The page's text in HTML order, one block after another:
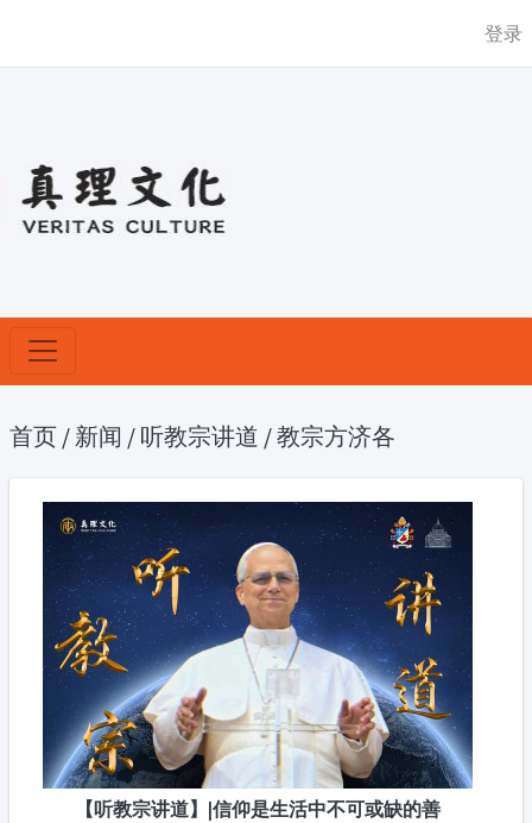
登录
首页 / 新闻 / 听教宗讲道 /教宗方济各
【听教宗讲道】|信仰是生活中不可或缺的善